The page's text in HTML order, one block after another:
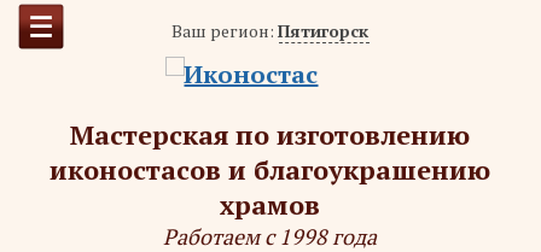
Ваш регион:Пятигорск
Мастерская по изготовлению
иконостасов и благоукрашению
храмов
Работаем с 1998 года